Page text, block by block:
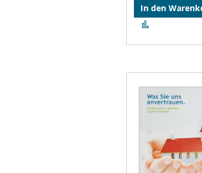
In den
hinzufügen